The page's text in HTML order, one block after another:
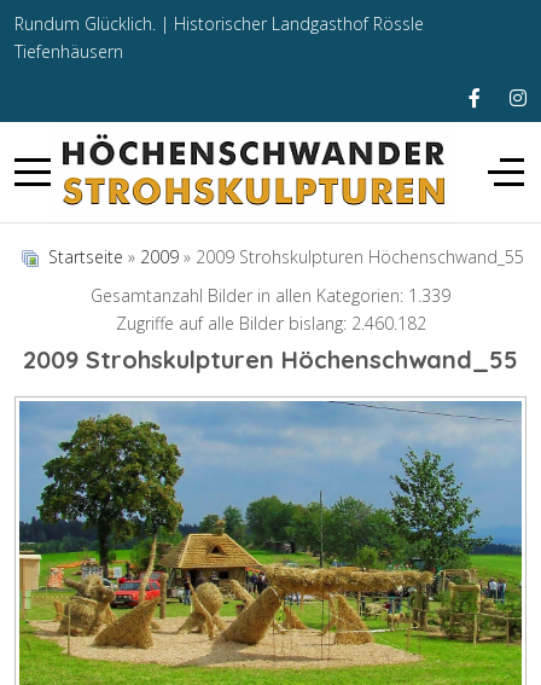
Rundum Glücklich. | Historischer Landgasthof Rössle
Tiefenhäusern
Startseite » 2009 » 2009 Strohskulpturen Höchenschwand_55
Gesamtanzahl Bilder in allen Kategorien: 1.339
Zugriffe auf alle Bilder bislang: 2.460.182
2009 Strohskulpturen Höchenschwand_55